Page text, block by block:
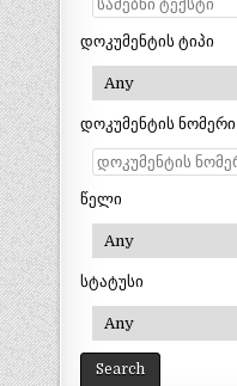
დოკუმენტის ტიპი
დოკუმენტის ნომერი
წელი
სტატუსი